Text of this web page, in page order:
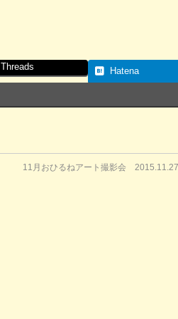
Threads Hatena
11月おひるねアート撮影会